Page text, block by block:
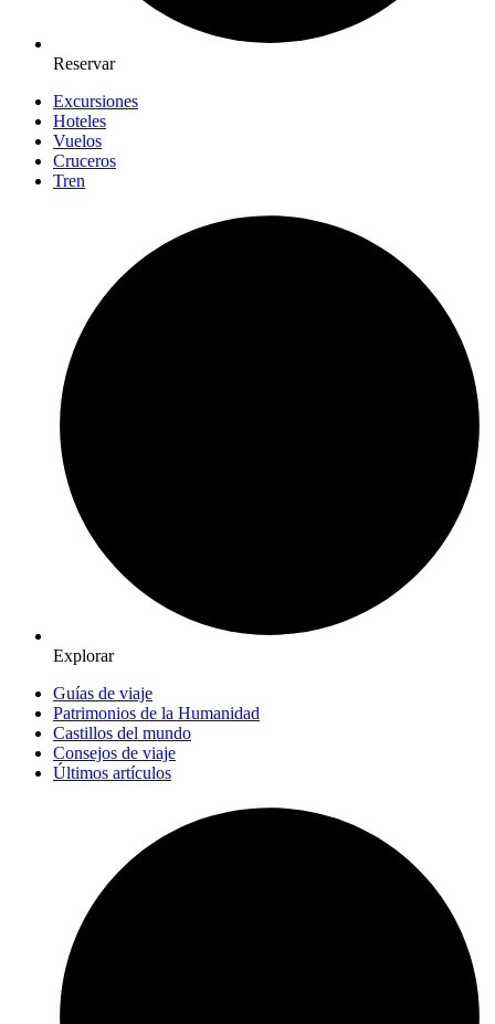
Reservar
Excursiones
Hoteles
Vuelos
Cruceros
Tren
Explorar
Guías de viaje
Patrimonios de la Humanidad
Castillos del mundo
Consejos de viaje
Últimos artículos